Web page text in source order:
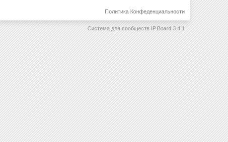
Политика Конфеденциальности
Система для сообществ IP.Board 3.4.1